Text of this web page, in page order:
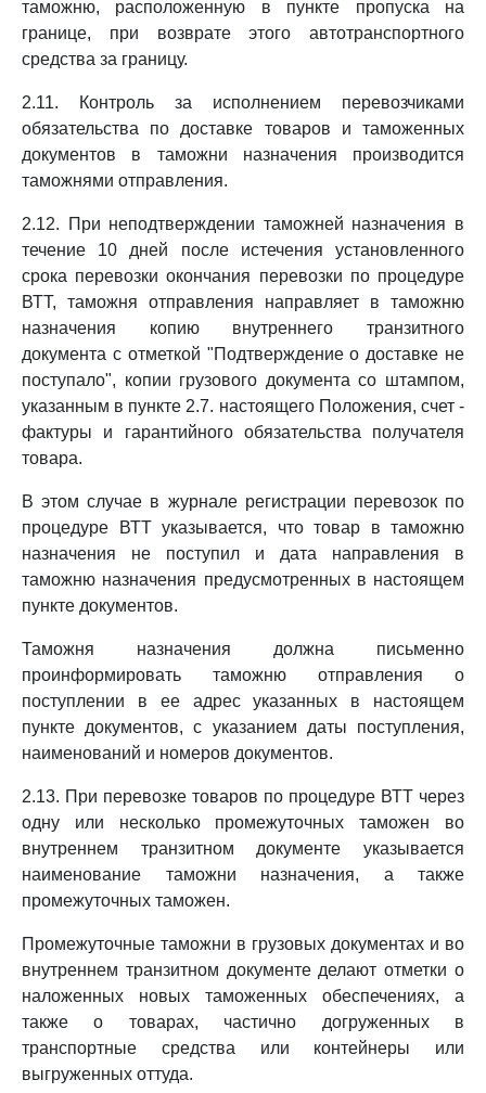
таможню, расположенную в пункте пропуска на
границе, при возврате этого автотранспортного
средства за границу.
2.11. Контроль за исполнением перевозчиками
обязательства по доставке товаров и таможенных
документов в таможни назначения производится
таможнями отправления.
2.12. При неподтверждении таможней назначения в
течение 10 дней после истечения установленного
срока перевозки окончания перевозки по процедуре
ВТТ, таможня отправления направляет в таможню
назначения копию внутреннего транзитного
документа с отметкой "Подтверждение о доставке не
поступало", копии грузового документа со штампом,
указанным в пункте 2.7. настоящего Положения, счет -
фактуры и гарантийного обязательства получателя
товара.
В этом случае в журнале регистрации перевозок по
процедуре ВТТ указывается, что товар в таможню
назначения не поступил и дата направления в
таможню назначения предусмотренных в настоящем
пункте документов.
Таможня назначения должна письменно
проинформировать таможню отправления о
поступлении в ее адрес указанных в настоящем
пункте документов, с указанием даты поступления,
наименований и номеров документов.
2.13. При перевозке товаров по процедуре ВТТ через
одну или несколько промежуточных таможен во
внутреннем транзитном документе указывается
наименование таможни назначения, а также
промежуточных таможен.
Промежуточные таможни в грузовых документах и во
внутреннем транзитном документе делают отметки о
наложенных новых таможенных обеспечениях, а
также о товарах, частично догруженных в
транспортные средства или контейнеры или
выгруженных оттуда.